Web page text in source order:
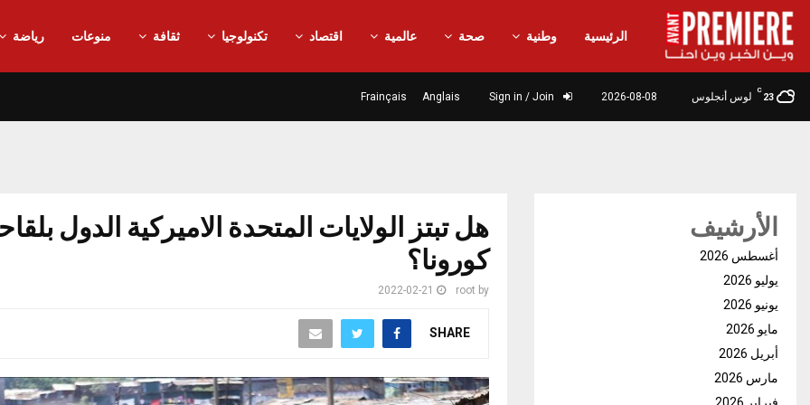
الرئيسية وطنية صحة عالمية اقتصاد تكنولوجيا ثقافة منوعات رياضة
23
C
لوس أنجلوس 2026-08-08
Anglais
Frainçais
هل تبتز الولايات المتحدة الاميركية الدول
كورونا؟
by
root
2022-02-21
SHARE
الأرشيف
أغسطس 2026
يوليو 2026
يونيو 2026
مايو 2026
أبريل 2026
مارس 2026